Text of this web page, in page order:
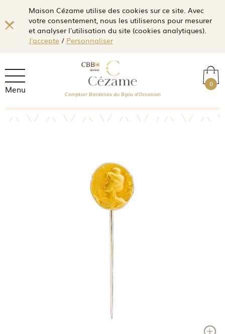
Maison Cézame utilise des cookies sur ce site. Avec
votre consentement, nous les utiliserons pour mesurer
et analyser l'utilisation du site (cookies analytiques).
J'accepte/ Personnaliser
Menu 0
Comptoir Bordelais du Bijou d'Occasion